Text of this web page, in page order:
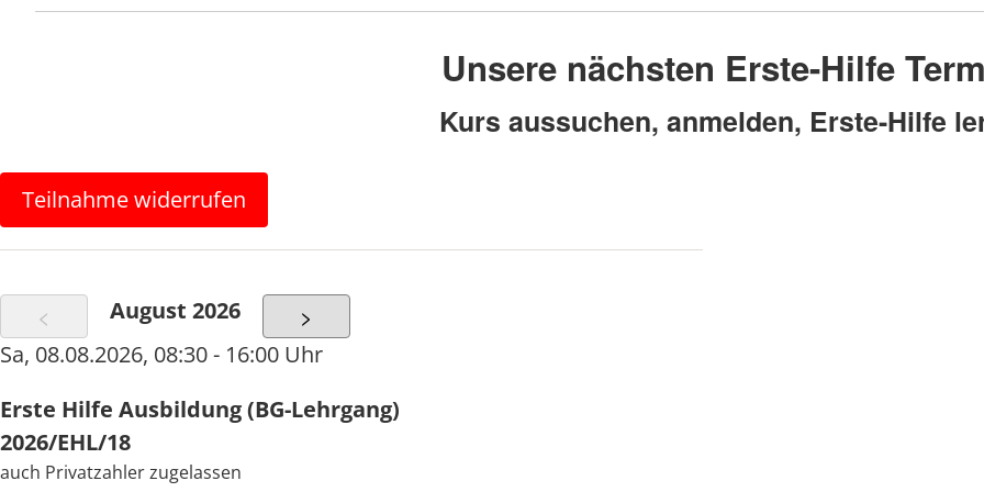
Erste Hilfe KursePrivatundBG
Refresh Kurse für Pflegepersonal
Aus und Weiterbildung Schulsanitäter
Einige Themenbereiche
Notruf
Absichern von Unfallstellen/Eigenschutz
Unsere nächsten Erste-Hilfe
Kurs aussuchen, anmelden, Erste-Hilfe
Teilnahme widerrufen
< August 2026 >
Sa, 08.08.2026, 08:30 - 16:00 Uhr
Erste Hilfe Ausbildung (BG-Lehrgang)
2026/EHL/18
auch Privatzahler zugelassen